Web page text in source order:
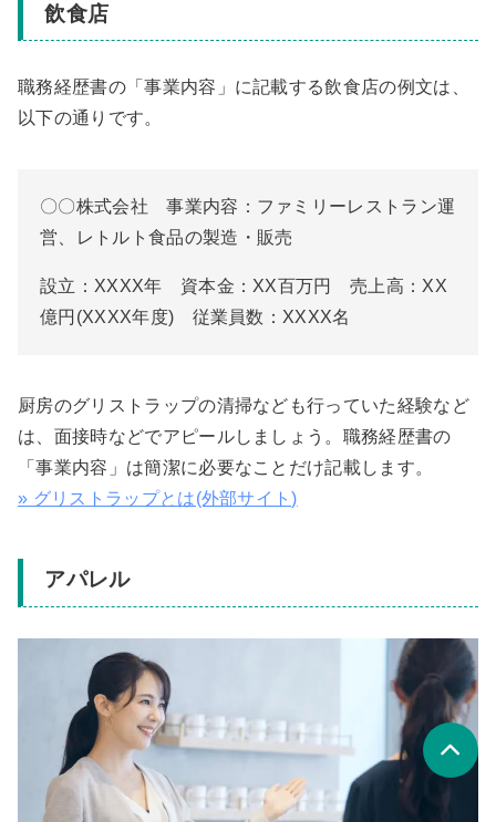
飲食店
職務経歴書の「事業内容」に記載する飲食店の例文は、
以下の通りです。
〇〇株式会社 事業内容：ファミリーレストラン運
営、レトルト食品の製造・販売
設立：XXXX年 資本金：XX百万円 売上高：XX
億円(XXXX年度) 従業員数：XXXX名
厨房のグリストラップの清掃なども行っていた経験など
は、面接時などでアピールしましょう。職務経歴書の
「事業内容」は簡潔に必要なことだけ記載します。
» グリストラップとは(外部サイト)
アパレル